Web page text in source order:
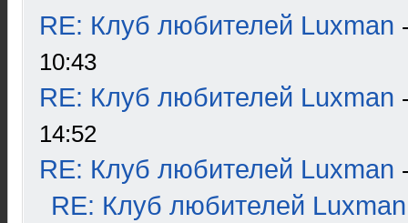
RE: Клуб любителей Luxman
10:43
RE: Клуб любителей Luxman
14:52
RE: Клуб любителей Luxman
RE: Клуб любителей Luxman